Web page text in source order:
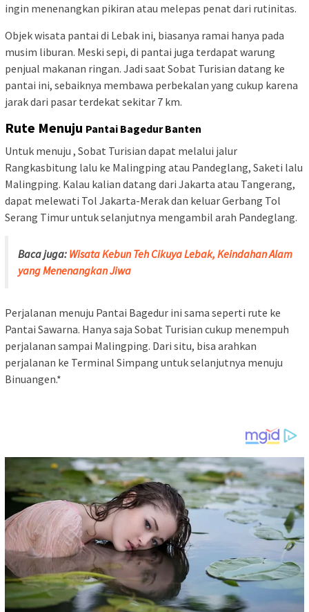
ingin menenangkan pikiran atau melepas penat dari rutinitas.
Objek wisata pantai di Lebak ini, biasanya ramai hanya pada
musim liburan. Meski sepi, di pantai juga terdapat warung
penjual makanan ringan. Jadi saat Sobat Turisian datang ke
pantai ini, sebaiknya membawa perbekalan yang cukup karena
jarak dari pasar terdekat sekitar 7 km.
Rute Menuju Pantai Bagedur Banten
Untuk menuju , Sobat Turisian dapat melalui jalur
Rangkasbitung lalu ke Malingping atau Pandeglang, Saketi lalu
Malingping. Kalau kalian datang dari Jakarta atau Tangerang,
dapat melewati Tol Jakarta-Merak dan keluar Gerbang Tol
Serang Timur untuk selanjutnya mengambil arah Pandeglang.
Baca juga: Wisata Kebun Teh Cikuya Lebak, Keindahan Alam
yang Menenangkan Jiwa
Perjalanan menuju Pantai Bagedur ini sama seperti rute ke
Pantai Sawarna. Hanya saja Sobat Turisian cukup menempuh
perjalanan sampai Malingping. Dari situ, bisa arahkan
perjalanan ke Terminal Simpang untuk selanjutnya menuju
Binuangen.*